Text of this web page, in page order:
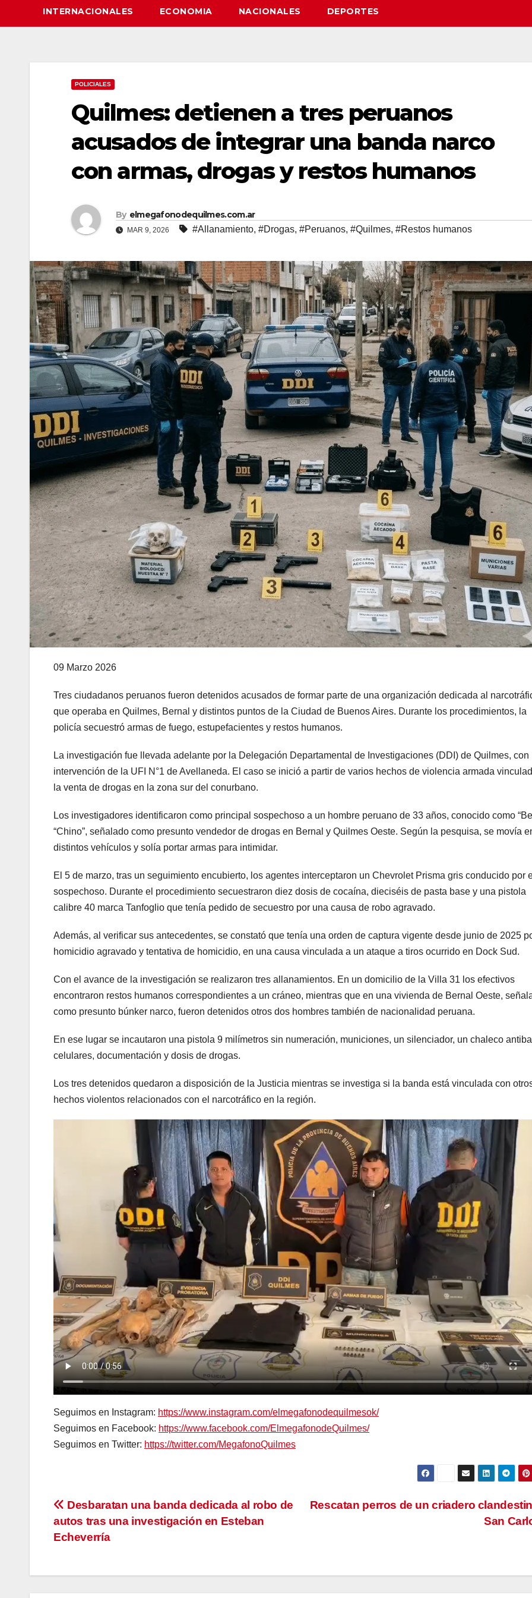
INTERNACIONALES ECONOMIA NACIONALES DEPORTES
POLICIALES
Quilmes: detienen a tres peruanos
acusados de integrar una banda narco
con armas, drogas y restos humanos
By elmegafonodequilmes.com.ar
MAR 9, 2026 #Allanamiento, #Drogas, #Peruanos, #Quilmes, #Restos humanos
09 Marzo 2026
Tres ciudadanos peruanos fueron detenidos acusados de formar parte de una organización dedicada al
que operaba en Quilmes, Bernal y distintos puntos de la Ciudad de Buenos Aires. Durante los procedimientos, la
policía secuestró armas de fuego, estupefacientes y restos humanos.
La investigación fue llevada adelante por la Delegación Departamental de Investigaciones (DDI) de Quilmes, con
intervención de la UFI N°1 de Avellaneda. El caso se inició a partir de varios hechos de violencia armada
la venta de drogas en la zona sur del conurbano.
Los investigadores identificaron como principal sospechoso a un hombre peruano de 33 años, conocido como
“Chino”, señalado como presunto vendedor de drogas en Bernal y Quilmes Oeste. Según la pesquisa, se movía
distintos vehículos y solía portar armas para intimidar.
El 5 de marzo, tras un seguimiento encubierto, los agentes interceptaron un Chevrolet Prisma gris conducido por
sospechoso. Durante el procedimiento secuestraron diez dosis de cocaína, dieciséis de pasta base y una pistola
calibre 40 marca Tanfoglio que tenía pedido de secuestro por una causa de robo agravado.
Además, al verificar sus antecedentes, se constató que tenía una orden de captura vigente desde junio de 2025
homicidio agravado y tentativa de homicidio, en una causa vinculada a un ataque a tiros ocurrido en Dock Sud.
Con el avance de la investigación se realizaron tres allanamientos. En un domicilio de la Villa 31 los efectivos
encontraron restos humanos correspondientes a un cráneo, mientras que en una vivienda de Bernal Oeste,
como presunto búnker narco, fueron detenidos otros dos hombres también de nacionalidad peruana.
En ese lugar se incautaron una pistola 9 milímetros sin numeración, municiones, un silenciador, un chaleco
celulares, documentación y dosis de drogas.
Los tres detenidos quedaron a disposición de la Justicia mientras se investiga si la banda está vinculada con
hechos violentos relacionados con el narcotráfico en la región.
Seguimos en Instagram: https://www.instagram.com/elmegafonodequilmesok/
Seguimos en Facebook: https://www.facebook.com/ElmegafonodeQuilmes/
Seguimos en Twitter: https://twitter.com/MegafonoQuilmes
Navegación
de
Rescatan perros de un criadero
San
Desbaratan una banda dedicada al robo de
autos tras una investigación en Esteban
Echeverría